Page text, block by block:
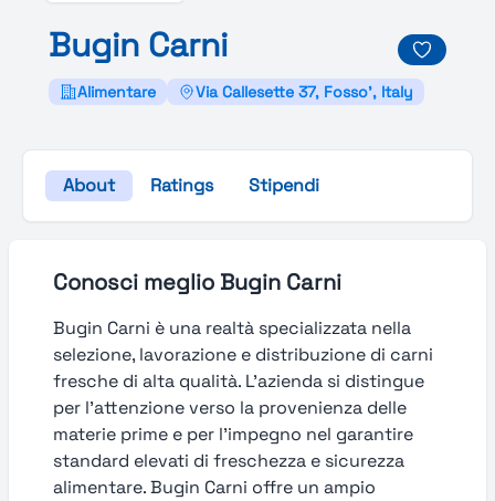
Bugin Carni
Alimentare Via Callesette 37, Fosso', Italy
About Ratings Stipendi
Conosci meglio Bugin Carni
Bugin Carni è una realtà specializzata nella
selezione, lavorazione e distribuzione di carni
fresche di alta qualità. L’azienda si distingue
per l’attenzione verso la provenienza delle
materie prime e per l’impegno nel garantire
standard elevati di freschezza e sicurezza
alimentare. Bugin Carni offre un ampio